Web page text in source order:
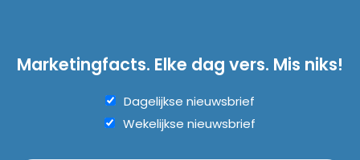
Marketingfacts. Elke dag vers. Mis niks!
Dagelijkse nieuwsbrief
Wekelijkse nieuwsbrief